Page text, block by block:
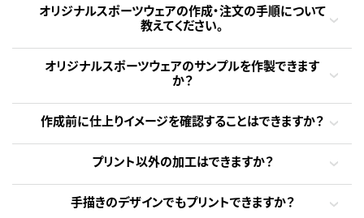
オリジナルスポーツウェアの作成・注文の手順について
教えてください。
オリジナルスポーツウェアのサンプルを作製できます
か？
作成前に仕上りイメージを確認することはできますか？
プリント以外の加工はできますか？
手描きのデザインでもプリントできますか？